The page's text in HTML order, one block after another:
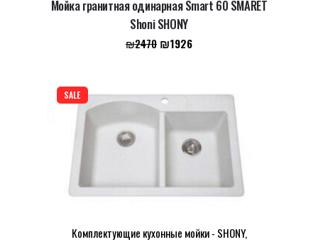
Сохранить моё имя, email и адрес сайта в этом
Мойка гранитная одинарная Smart 60 SMARET
Shoni SHONY
₪2470 Первоначальная
₪2470.
₪1926Текущая
SALE
Комплектующие кухонные мойки - SHONY,